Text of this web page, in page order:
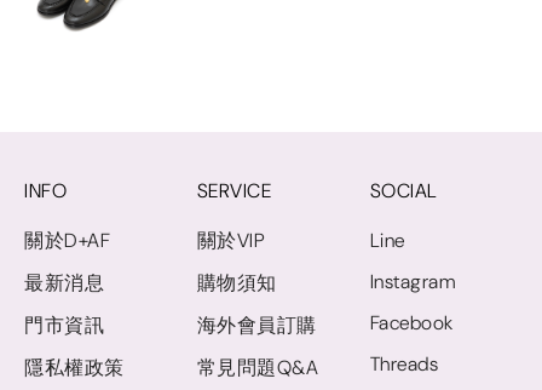
INFO
關於D+AF
最新消息
門市資訊
隱私權政策
SERVICE
關於VIP
購物須知
海外會員訂購
常見問題Q&A
SOCIAL
Line
Instagram
Facebook
Threads